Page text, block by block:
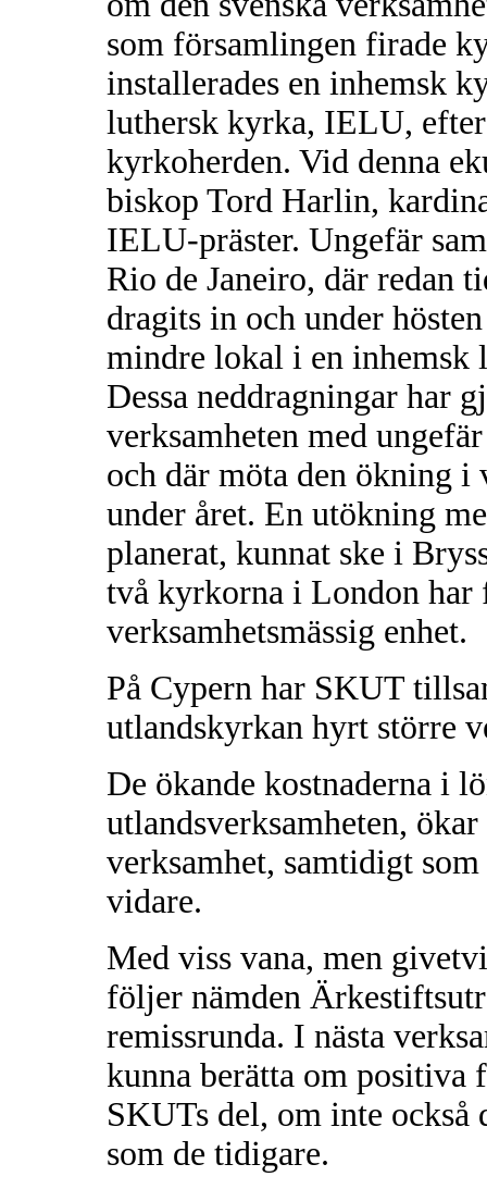
som församlingen firade
installerades en inhemsk
luthersk kyrka, IELU,
kyrkoherden. Vid denna
biskop Tord Harlin,
IELU-präster. Ungefär
Rio de Janeiro, där redan
dragits in och under
mindre lokal i en inhemsk
Dessa neddragningar har
verksamheten med
och där möta den ökning i
under året. En utökning
planerat, kunnat ske i
två kyrkorna i London har
verksamhetsmässig enhet.
På Cypern har SKUT
utlandskyrkan hyrt större
De ökande kostnaderna i
utlandsverksamheten,
verksamhet, samtidigt
vidare.
Med viss vana, men
följer nämden
remissrunda. I nästa
kunna berätta om positiva
SKUTs del, om inte också
som de tidigare.